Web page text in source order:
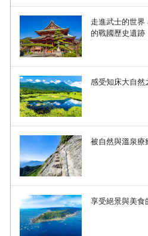
走進武士的世
的戰國歷史遺跡
感受知床大自然
被自然與溫泉療
享受絕景與美食